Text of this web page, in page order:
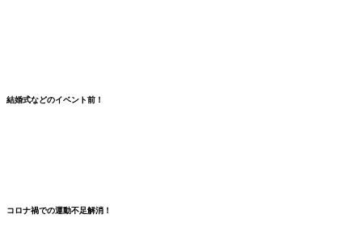
結婚式などのイベント前！
コロナ禍での運動不足解消 ！